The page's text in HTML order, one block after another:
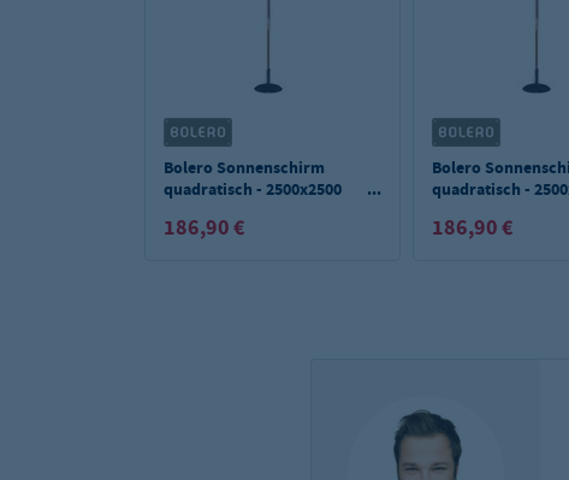
Bolero Sonnenschirm
quadratisch - 2500x2500
186,90 €
Bolero
quadratisch -
186,90 €